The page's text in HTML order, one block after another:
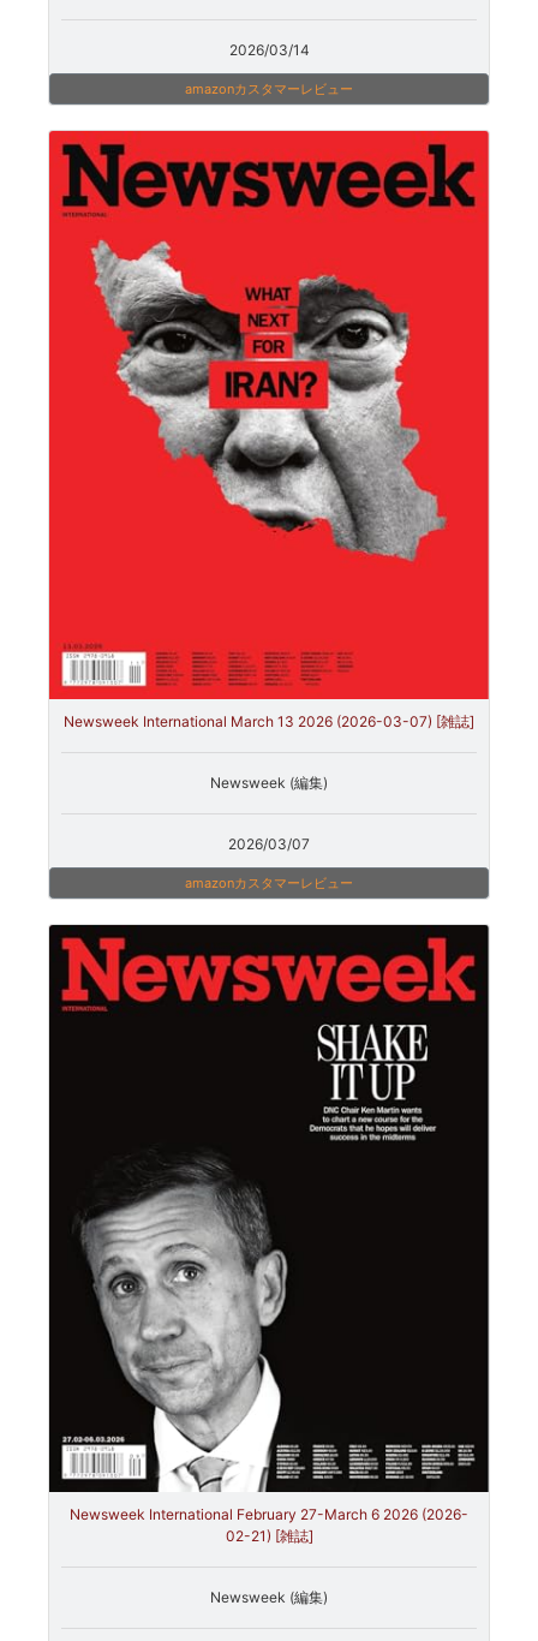
2026/03/14
amazonカスタマーレビュー
Newsweek International March 13 2026 (2026-03-07) [雑誌]
Newsweek (編集)
2026/03/07
amazonカスタマーレビュー
Newsweek International February 27-March 6 2026 (2026-
02-21) [雑誌]
Newsweek (編集)